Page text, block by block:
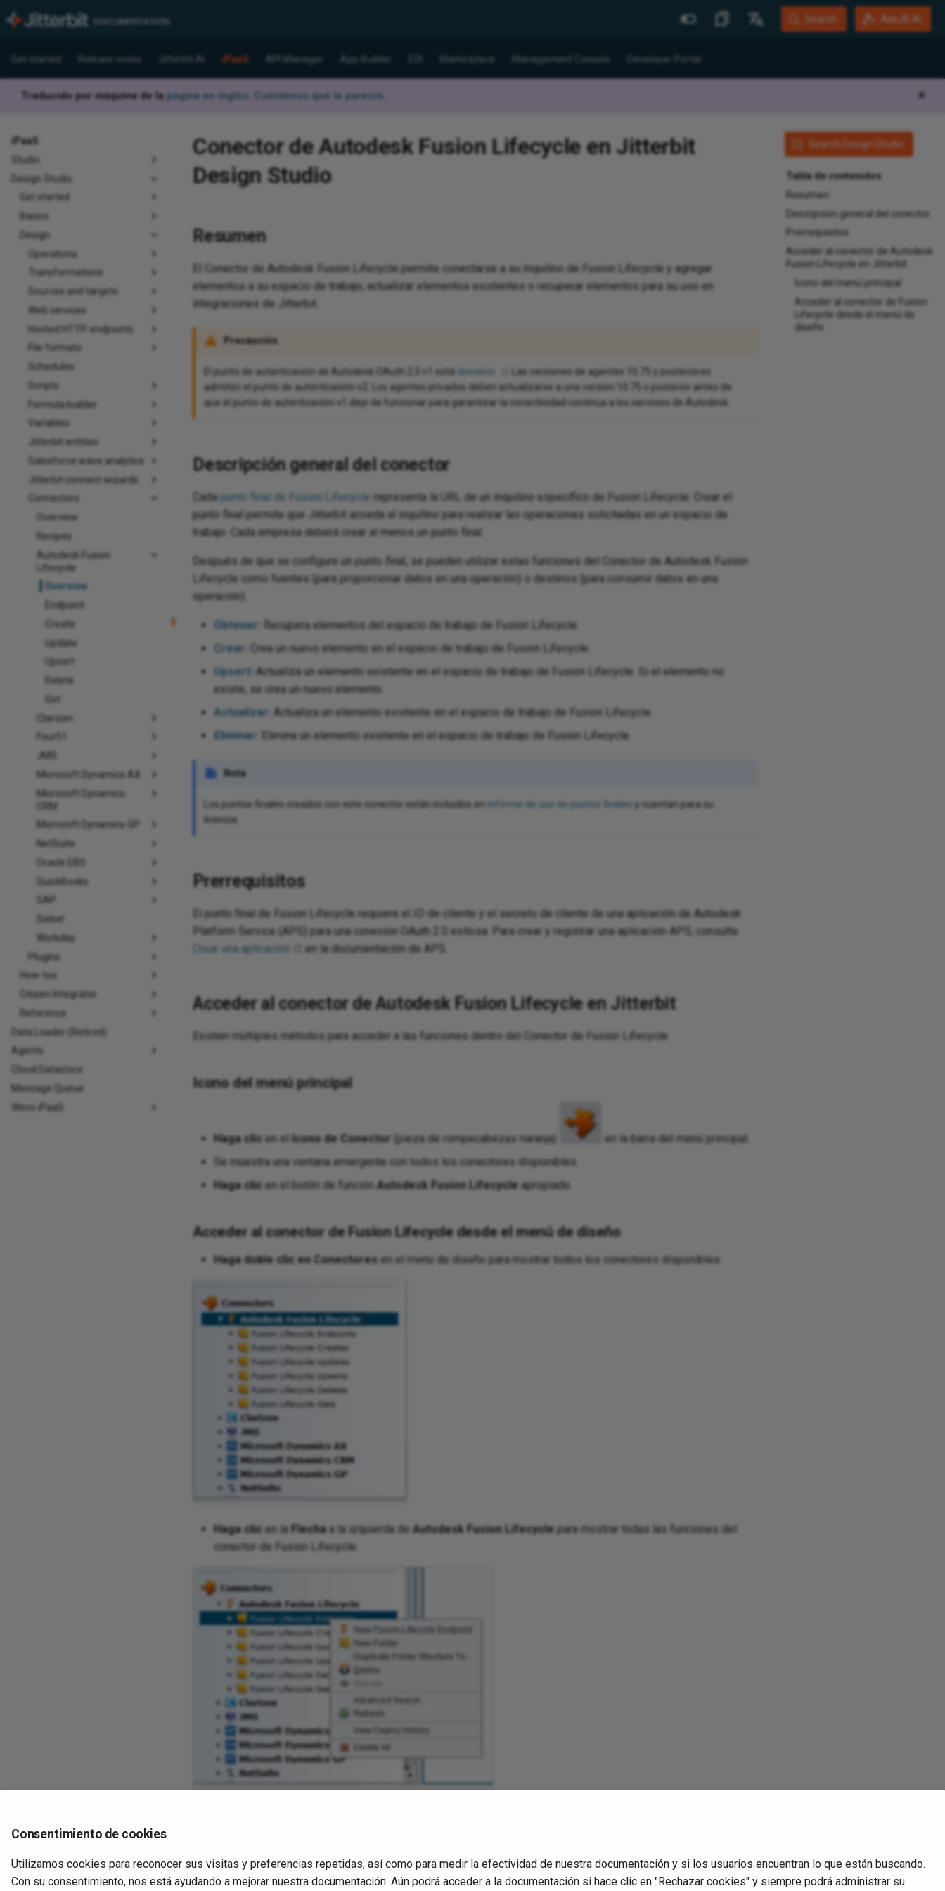
Más Sitios
Jitterbit Website
Developer Portal
Harmony Login
English
Search AskJB AI
Get started Release notes Jitterbit AI iPaaS API Manager App Builder Marketplace Management Console Developer Portal
Traducido por máquina de la página en inglés Cuéntenos qué le pareció ✕
iPaaS
Studio
Design Studio
Get started
Basics
Design
Operations
Transformations
Sources and targets
Web services
Hosted HTTP endpoints
File formats
Schedules
Scripts
Formula builder
Variables
Jitterbit entities
Salesforce wave analytics
Jitterbit connect wizards
Connectors
Overview
Recipes
Autodesk Fusion
Lifecycle
Overview
Endpoint
Create
Update
Upsert
Delete
Get
Clarizen
Four51
JMS
Microsoft Dynamics AX
Microsoft Dynamics
CRM
Microsoft Dynamics GP
NetSuite
Oracle EBS
QuickBooks
SAP
Siebel
Workday
Plugins
How-tos
Citizen Integrator
Reference
Data Loader (Retired)
Agents
Cloud Datastore
Message Queue
Wevo iPaaS
Search Design Studio
Tabla de contenidos
Resumen
Descripción general del conector
Prerrequisitos
Acceder al conector de Autodesk
Fusion Lifecycle en Jitterbit
Icono del menú principal
Acceder al conector de Fusion
Lifecycle desde el menú de
diseño
Conector de Autodesk Fusion Lifecycle en Jitterbit
Design Studio
Resumen
El Conector de Autodesk Fusion Lifecycle permite conectarse a su inquilino de Fusion Lifecycle y agregar
elementos a su espacio de trabajo, actualizar elementos existentes o recuperar elementos para su uso en
integraciones de Jitterbit.
Precaución
El punto de autenticación de Autodesk OAuth 2.0 v1 está obsoleto
. Las versiones de agentes 10.75 y posteriores
admiten el punto de autenticación v2. Los agentes privados deben actualizarse a una versión 10.75 o posterior antes de
que el punto de autenticación v1 deje de funcionar para garantizar la conectividad continua a los servicios de Autodesk.
Descripción general del conector
Cada punto final de Fusion Lifecycle representa la URL de un inquilino específico de Fusion Lifecycle. Crear el
punto final permite que Jitterbit acceda al inquilino para realizar las operaciones solicitadas en un espacio de
trabajo. Cada empresa deberá crear al menos un punto final.
Después de que se configure un punto final, se pueden utilizar estas funciones del Conector de Autodesk Fusion
Lifecycle como fuentes (para proporcionar datos en una operación) o destinos (para consumir datos en una
operación):
Obtener
Recupera elementos del espacio de trabajo de Fusion Lifecycle.
Crear
Crea un nuevo elemento en el espacio de trabajo de Fusion Lifecycle.
Upsert Actualiza un elemento existente en el espacio de trabajo de Fusion Lifecycle. Si el elemento no
existe, se crea un nuevo elemento.
Actualizar Actualiza un elemento existente en el espacio de trabajo de Fusion Lifecycle.
Eliminar
Elimina un elemento existente en el espacio de trabajo de Fusion Lifecycle.
Nota
Los puntos finales creados con este conector están incluidos en informe de uso de puntos finales y cuentan para su
licencia.
Prerrequisitos
El punto final de Fusion Lifecycle requiere el ID de cliente y el secreto de cliente de una aplicación de Autodesk
Platform Service (APS) para una conexión OAuth 2.0 exitosa. Para crear y registrar una aplicación APS, consulte
Crear una aplicación
en la documentación de APS.
Acceder al conector de Autodesk Fusion Lifecycle en Jitterbit
Existen múltiples métodos para acceder a las funciones dentro del Conector de Fusion Lifecycle.
Icono del menú principal
Haga clic en el Icono de Conector (pieza de rompecabezas naranja)
en la barra del menú principal.
Se muestra una ventana emergente con todos los conectores disponibles.
Haga clic en el botón de función Autodesk Fusion Lifecycle apropiado.
Acceder al conector de Fusion Lifecycle desde el menú de diseño
Haga doble clic en Conectores en el menú de diseño para mostrar todos los conectores disponibles.
Haga clic en la Flechaa la izquierda de Autodesk Fusion Lifecycle para mostrar todas las funciones del
conector de Fusion Lifecycle.
Anterior Siguiente
Consentimiento de cookies
Utilizamos cookies para reconocer sus visitas y preferencias repetidas, así como para medir la efectividad de nuestra documentación y si los usuarios encuentran lo que están buscando.
Con su consentimiento, nos está ayudando a mejorar nuestra documentación. Aún podrá acceder a la documentación si hace clic en "Rechazar cookies" y siempre podrá administrar su